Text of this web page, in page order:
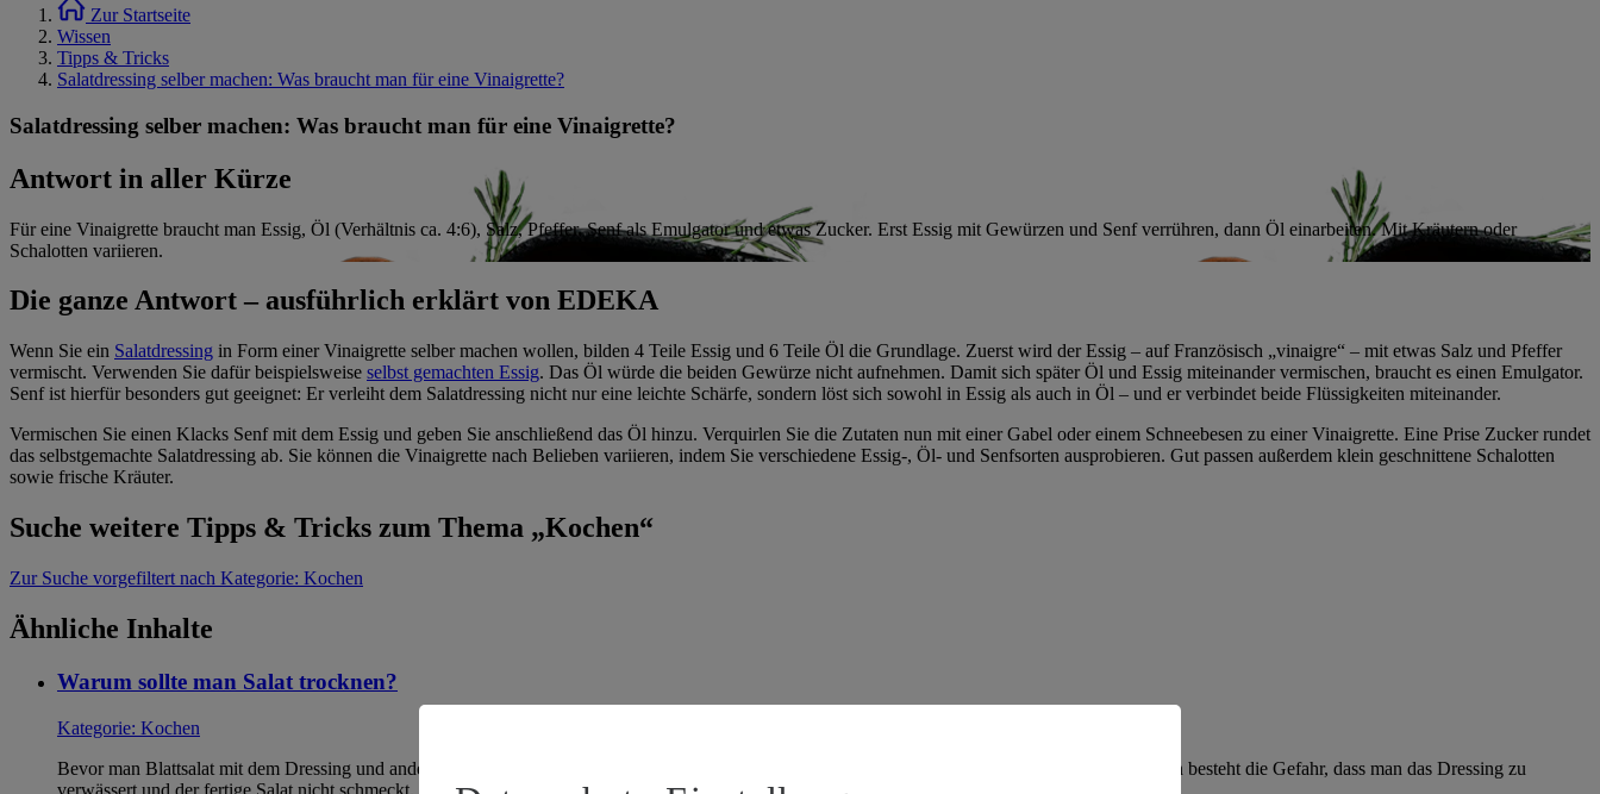
Zur Startseite
Wissen
Tipps & Tricks
Salatdressing selber machen: Was braucht man für eine Vinaigrette?
Salatdressing selber machen: Was braucht man für eine Vinaigrette?
Antwort in aller Kürze
Für eine Vinaigrette braucht man Essig, Öl (Verhältnis ca. 4:6), Salz, Pfeffer, Senf als Emulgator und etwas Zucker. Erst Essig mit Gewürzen und Senf verrühren, dann Öl einarbeiten. Mit Kräutern oder
Schalotten variieren.
Die ganze Antwort – ausführlich erklärt von EDEKA
Wenn Sie ein Salatdressing in Form einer Vinaigrette selber machen wollen, bilden 4 Teile Essig und 6 Teile Öl die Grundlage. Zuerst wird der Essig – auf Französisch „vinaigre“ – mit etwas Salz und Pfeffer
vermischt. Verwenden Sie dafür beispielsweise selbst gemachten Essig. Das Öl würde die beiden Gewürze nicht aufnehmen. Damit sich später Öl und Essig miteinander vermischen, braucht es einen Emulgator.
Senf ist hierfür besonders gut geeignet: Er verleiht dem Salatdressing nicht nur eine leichte Schärfe, sondern löst sich sowohl in Essig als auch in Öl – und er verbindet beide Flüssigkeiten miteinander.
Vermischen Sie einen Klacks Senf mit dem Essig und geben Sie anschließend das Öl hinzu. Verquirlen Sie die Zutaten nun mit einer Gabel oder einem Schneebesen zu einer Vinaigrette. Eine Prise Zucker rundet
das selbstgemachte Salatdressing ab. Sie können die Vinaigrette nach Belieben variieren, indem Sie verschiedene Essig-, Öl- und Senfsorten ausprobieren. Gut passen außerdem klein geschnittene Schalotten
sowie frische Kräuter.
Suche weitere Tipps & Tricks zum Thema „Kochen“
Zur Suche vorgefiltert nach Kategorie: Kochen
Ähnliche Inhalte
Warum sollte man Salat trocknen?
Kategorie: Kochen
Bevor man Blattsalat mit dem Dressing und anderen Zutaten vermengt, sollten die Blätter nach dem Waschen sorgfältig getrocknet werden. Ansonsten besteht die Gefahr, dass man das Dressing zu
verwässert und der fertige Salat nicht schmeckt. Auch hält d…